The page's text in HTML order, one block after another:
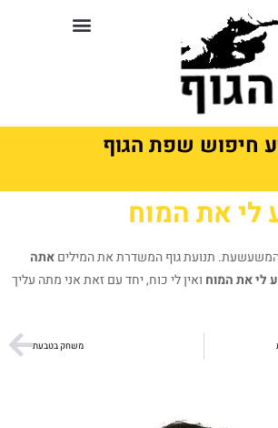
חיפוש שפת הגוף
את המוח
תנועת גוף המשדרת את המיליםאתה
לי את המוח ואין לי כוח, יחד עם זאת אני מתה עליך
משחק בטבעת